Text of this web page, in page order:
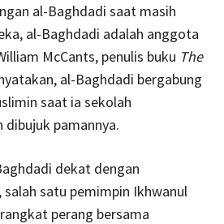
al-Baghdadi saat masih
al-Baghdadi adalah anggota
McCants, penulis buku The
al-Baghdadi bergabung
saat ia sekolah
dibujuk pamannya.
dekat dengan
satu pemimpin Ikhwanul
perang bersama